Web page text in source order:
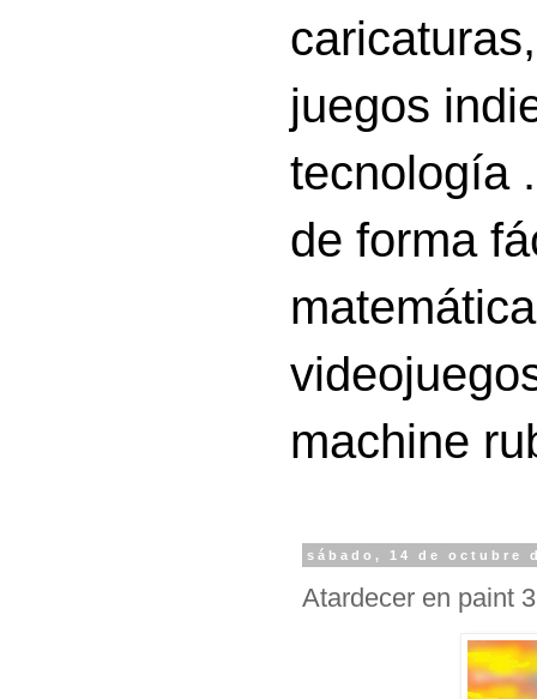
juegos
tecnología
de forma
machine
sábado, 14 de octubre
Atardecer en paint